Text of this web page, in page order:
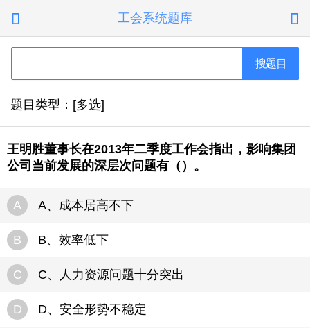
 工会系统题库 
搜题目
题目类型：[多选]
王明胜董事长在2013年二季度工作会指出，影响集团
公司当前发展的深层次问题有（）。
A A、成本居高不下
B B、效率低下
C C、人力资源问题十分突出
D D、安全形势不稳定